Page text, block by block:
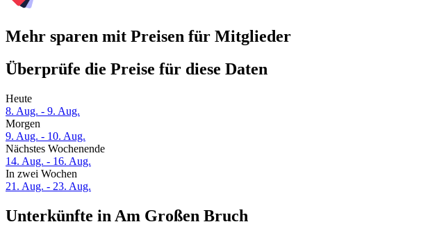
Mehr sparen mit Preisen für Mitglieder
Überprüfe die Preise für diese Daten
Heute
8. Aug. - 9. Aug.
Morgen
9. Aug. - 10. Aug.
Nächstes Wochenende
14. Aug. - 16. Aug.
In zwei Wochen
21. Aug. - 23. Aug.
Unterkünfte in Am Großen Bruch